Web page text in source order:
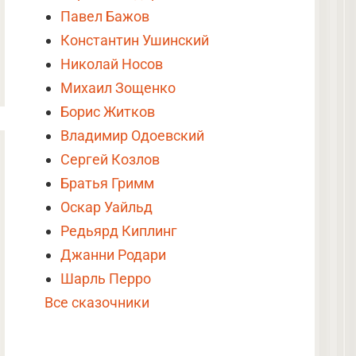
Павел Бажов
Константин Ушинский
Николай Носов
Михаил Зощенко
Борис Житков
Владимир Одоевский
Сергей Козлов
Братья Гримм
Оскар Уайльд
Редьярд Киплинг
Джанни Родари
Шарль Перро
Все сказочники